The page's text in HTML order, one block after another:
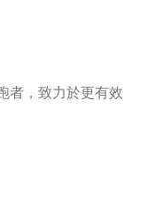
者，致力於更有效